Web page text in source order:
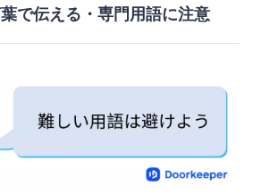
で伝える・専門用語に注意